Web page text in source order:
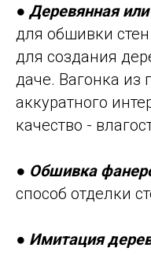
● Деревянная или
для обшивки
для создания
даче. Вагонка из
аккуратного
качество -
● Обшивка
способ отделки
● Имитация